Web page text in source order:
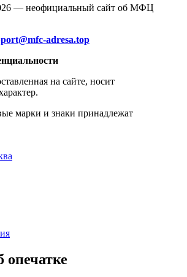
— неофициальный сайт об МФЦ
adresa.top
на сайте, носит
марки и знаки принадлежат